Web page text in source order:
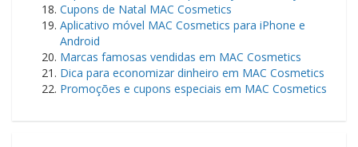
Cupons de Natal MAC Cosmetics
Aplicativo móvel MAC Cosmetics para iPhone e
Android
Marcas famosas vendidas em MAC Cosmetics
Dica para economizar dinheiro em MAC Cosmetics
Promoções e cupons especiais em MAC Cosmetics